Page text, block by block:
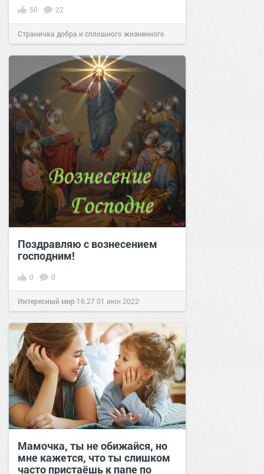
50 22
Страничка добра и сплошного жизненного
позитива!22:2513 июн 2021
Поздравляю с вознесением
господним!
0 0
Интересный мир 16:27 01 июн 2022
Мамочка, ты не обижайся, но
мне кажется, что ты слишком
часто пристаёшь к папе по